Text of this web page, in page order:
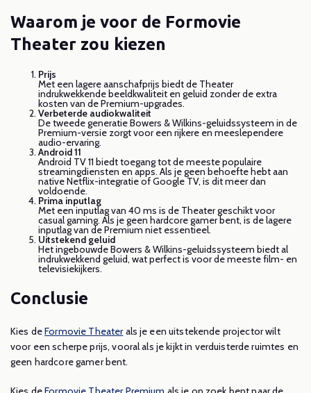
Waarom je voor de Formovie
Theater zou kiezen
Prijs
Met een lagere aanschafprijs biedt de Theater
indrukwekkende beeldkwaliteit en geluid zonder de extra
kosten van de Premium-upgrades.
Verbeterde audiokwaliteit
De tweede generatie Bowers & Wilkins-geluidssysteem in de
Premium-versie zorgt voor een rijkere en meeslependere
audio-ervaring.
Android 11
Android TV 11 biedt toegang tot de meeste populaire
streamingdiensten en apps. Als je geen behoefte hebt aan
native Netflix-integratie of Google TV, is dit meer dan
voldoende.
Prima inputlag
Met een inputlag van 40 ms is de Theater geschikt voor
casual gaming. Als je geen hardcore gamer bent, is de lagere
inputlag van de Premium niet essentieel.
Uitstekend geluid
Het ingebouwde Bowers & Wilkins-geluidssysteem biedt al
indrukwekkend geluid, wat perfect is voor de meeste film- en
televisiekijkers.
Conclusie
Kies deFormovie Theaterals je een uitstekende projector wilt
voor een scherpe prijs, vooral als je kijkt in verduisterde ruimtes en
geen hardcore gamer bent.